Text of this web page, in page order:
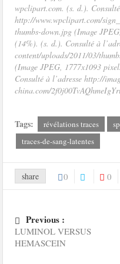
wpclipart.com. (s. d.).
http://www.wpclipart.com/
thumbs-down.jpg (Image
(14%). (s. d.). Consulté à
content/uploads/2011/03/
(Image JPEG, 1777x1093
Consulté à l’adresse http://
china.com/
Tags: révélations traces
traces-de-sang-latentes
share 0 0
Previous :
LUMINOL VERSUS
HEMASCEIN